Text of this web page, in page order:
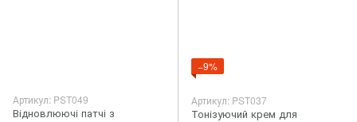
Артикул: PST049
Відновлюючі патчі з
−9%
Артикул: PST037
Тонізуючий крем для